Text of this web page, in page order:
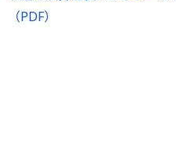
（PDF）